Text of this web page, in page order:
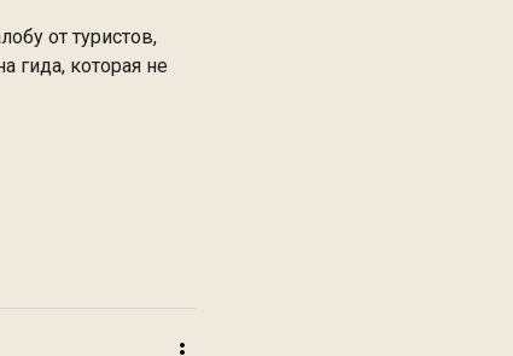
от туристов,
гида, которая не